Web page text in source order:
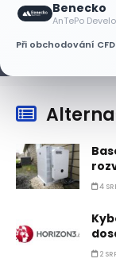
Benecko
AnTePo
Při obchodování
7
4
2